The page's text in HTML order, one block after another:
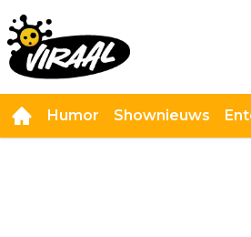
Humor Shownieuws